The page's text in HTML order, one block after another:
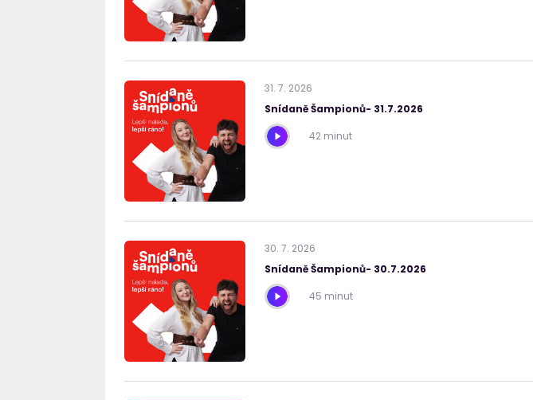
31. 7. 2026
Snídaně Šampionů- 31.7.2026
42 minut
30. 7. 2026
Snídaně Šampionů- 30.7.2026
45 minut